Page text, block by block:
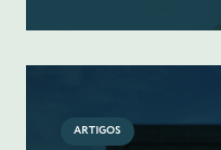
ARTIGOS